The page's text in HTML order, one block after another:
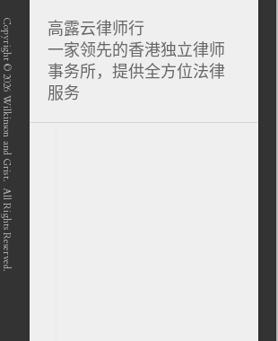
Copyright © 2026 Wilkinson and Grist. All Rights Reserved.
高露云律师行
一家领先的香港独立律师
事务所，提供全方位法律
服务